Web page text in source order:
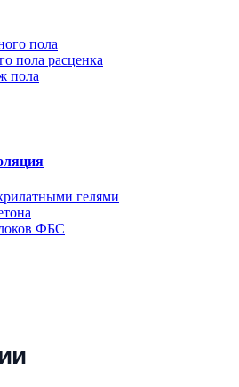
пола
пола расценка
пола
гелями
ФБС